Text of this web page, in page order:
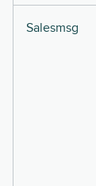
Salesmsg